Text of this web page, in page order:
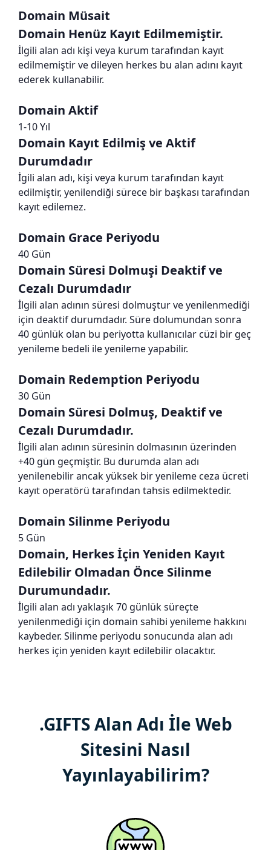
Domain Müsait
Domain Henüz Kayıt Edilmemiştir.
İlgili alan adı kişi veya kurum tarafından kayıt
edilmemiştir ve dileyen herkes bu alan adını kayıt
ederek kullanabilir.
Domain Aktif
1-10 Yıl
Domain Kayıt Edilmiş ve Aktif
Durumdadır
İgili alan adı, kişi veya kurum tarafından kayıt
edilmiştir, yenilendiği sürece bir başkası tarafından
kayıt edilemez.
Domain Grace Periyodu
40 Gün
Domain Süresi Dolmuşi Deaktif ve
Cezalı Durumdadır
İlgili alan adının süresi dolmuştur ve yenilenmediği
için deaktif durumdadır. Süre dolumundan sonra
40 günlük olan bu periyotta kullanıcılar cüzi bir geç
yenileme bedeli ile yenileme yapabilir.
Domain Redemption Periyodu
30 Gün
Domain Süresi Dolmuş, Deaktif ve
Cezalı Durumdadır.
İlgili alan adının süresinin dolmasının üzerinden
+40 gün geçmiştir. Bu durumda alan adı
yenilenebilir ancak yüksek bir yenileme ceza ücreti
kayıt operatörü tarafından tahsis edilmektedir.
Domain Silinme Periyodu
5 Gün
Domain, Herkes İçin Yeniden Kayıt
Edilebilir Olmadan Önce Silinme
Durumundadır.
İlgili alan adı yaklaşık 70 günlük süreçte
yenilenmediği için domain sahibi yenileme hakkını
kaybeder. Silinme periyodu sonucunda alan adı
herkes için yeniden kayıt edilebilir olacaktır.
.GIFTS Alan Adı İle Web
Sitesini Nasıl
Yayınlayabilirim?